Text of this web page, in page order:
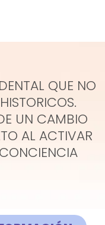
QUE NO
UN CAMBIO
AL ACTIVAR